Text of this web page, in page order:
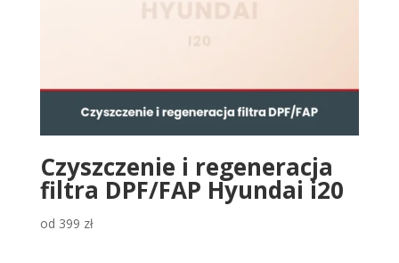
Czyszczenie i regeneracja
filtra DPF/FAP Hyundai i20
od 399 zł